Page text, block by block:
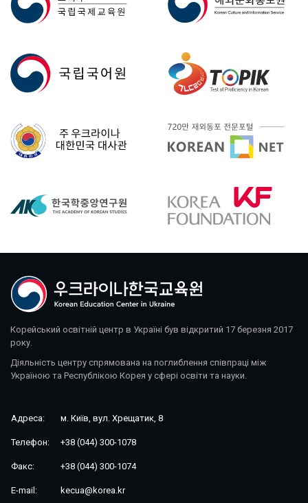
Корейський освітній центр в Україні був відкритий 17 березня 2017
року.
Діяльність центру спрямована на поглиблення співпраці між
Україною та Республікою Корея у сфері освіти та науки.
Адреса: м. Київ, вул. Хрещатик, 8
Телефон: +38 (044) 300-1078
Факс: +38 (044) 300-1074
E-mail: kecua@korea.kr